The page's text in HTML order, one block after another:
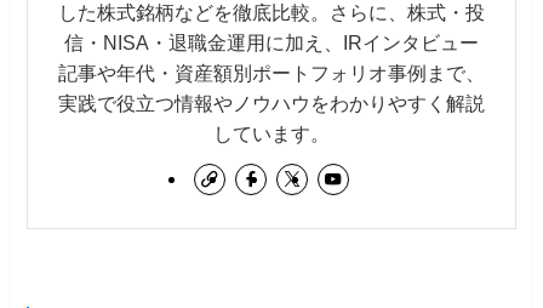
した株式銘柄などを徹底比較。さらに、株式・投
信・NISA・退職金運用に加え、IRインタビュー
記事や年代・資産額別ポートフォリオ事例まで、
実践で役立つ情報やノウハウをわかりやすく解説
しています。